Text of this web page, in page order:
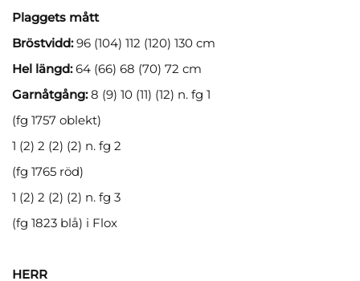
Plaggets mått
Bröstvidd:96 (104) 112 (120) 130 cm
Hel längd:64 (66) 68 (70) 72 cm
Garnåtgång:8 (9) 10 (11) (12) n. fg 1
(fg 1757 oblekt)
1 (2) 2 (2) (2) n. fg 2
(fg 1765 röd)
1 (2) 2 (2) (2) n. fg 3
(fg 1823 blå) i Flox
HERR